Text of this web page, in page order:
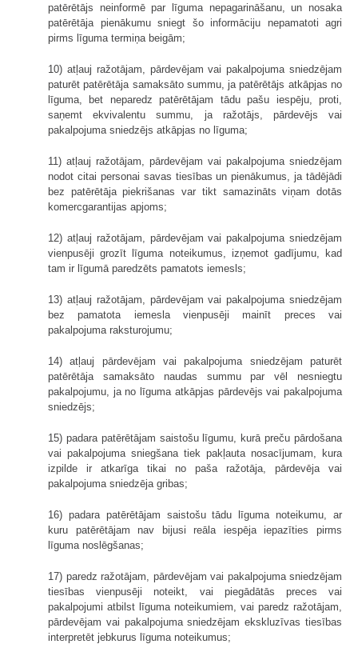
patērētājs neinformē par līguma nepagarināšanu, un nosaka
patērētāja pienākumu sniegt šo informāciju nepamatoti agri
pirms līguma termiņa beigām;
10) atļauj ražotājam, pārdevējam vai pakalpojuma sniedzējam
paturēt patērētāja samaksāto summu, ja patērētājs atkāpjas no
līguma, bet neparedz patērētājam tādu pašu iespēju, proti,
saņemt ekvivalentu summu, ja ražotājs, pārdevējs vai
pakalpojuma sniedzējs atkāpjas no līguma;
11) atļauj ražotājam, pārdevējam vai pakalpojuma sniedzējam
nodot citai personai savas tiesības un pienākumus, ja tādējādi
bez patērētāja piekrišanas var tikt samazināts viņam dotās
komercgarantijas apjoms;
12) atļauj ražotājam, pārdevējam vai pakalpojuma sniedzējam
vienpusēji grozīt līguma noteikumus, izņemot gadījumu, kad
tam ir līgumā paredzēts pamatots iemesls;
13) atļauj ražotājam, pārdevējam vai pakalpojuma sniedzējam
bez pamatota iemesla vienpusēji mainīt preces vai
pakalpojuma raksturojumu;
14) atļauj pārdevējam vai pakalpojuma sniedzējam paturēt
patērētāja samaksāto naudas summu par vēl nesniegtu
pakalpojumu, ja no līguma atkāpjas pārdevējs vai pakalpojuma
sniedzējs;
15) padara patērētājam saistošu līgumu, kurā preču pārdošana
vai pakalpojuma sniegšana tiek pakļauta nosacījumam, kura
izpilde ir atkarīga tikai no paša ražotāja, pārdevēja vai
pakalpojuma sniedzēja gribas;
16) padara patērētājam saistošu tādu līguma noteikumu, ar
kuru patērētājam nav bijusi reāla iespēja iepazīties pirms
līguma noslēgšanas;
17) paredz ražotājam, pārdevējam vai pakalpojuma sniedzējam
tiesības vienpusēji noteikt, vai piegādātās preces vai
pakalpojumi atbilst līguma noteikumiem, vai paredz ražotājam,
pārdevējam vai pakalpojuma sniedzējam ekskluzīvas tiesības
interpretēt jebkurus līguma noteikumus;